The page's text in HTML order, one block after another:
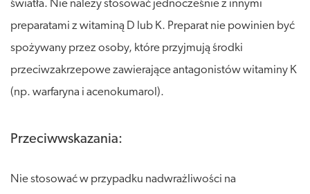
światła. Nie należy stosować jednocześnie z innymi
preparatami z witaminą D lub K. Preparat nie powinien być
spożywany przez osoby, które przyjmują środki
przeciwzakrzepowe zawierające antagonistów witaminy K
(np. warfaryna i acenokumarol).
Przeciwwskazania:
Nie stosować w przypadku nadwrażliwości na